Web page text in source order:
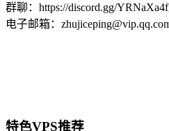
群聊：https://discord.gg/
电子邮箱：
特色VPS推荐